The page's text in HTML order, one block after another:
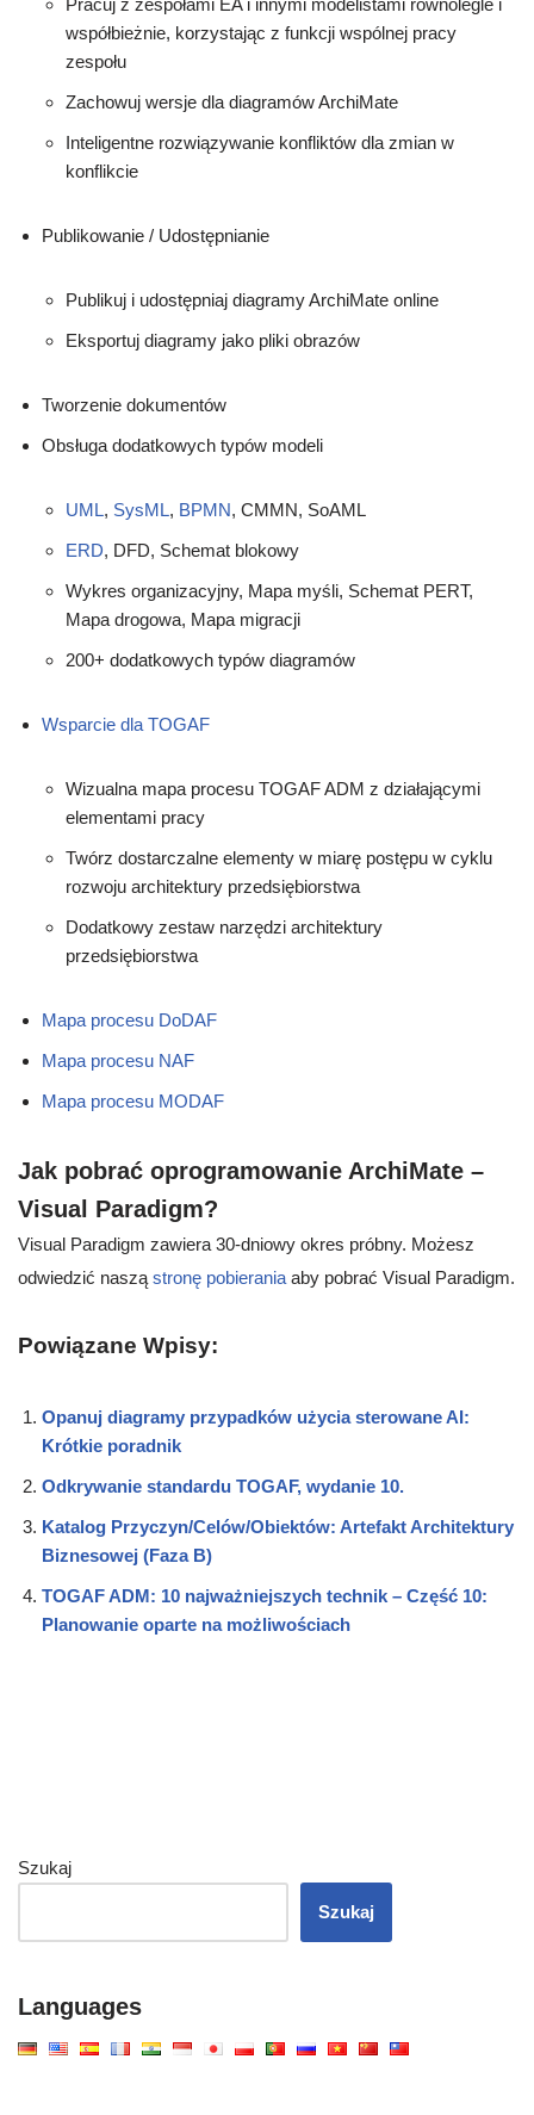
Pracuj z zespołami EA i innymi modelistami równolegle i
współbieżnie, korzystając z funkcji wspólnej pracy
zespołu
Zachowuj wersje dla diagramów ArchiMate
Inteligentne rozwiązywanie konfliktów dla zmian w
konflikcie
Publikowanie / Udostępnianie
Publikuj i udostępniaj diagramy ArchiMate online
Eksportuj diagramy jako pliki obrazów
Tworzenie dokumentów
Obsługa dodatkowych typów modeli
UML, SysML, BPMN, CMMN, SoAML
ERD, DFD, Schemat blokowy
Wykres organizacyjny, Mapa myśli, Schemat PERT,
Mapa drogowa, Mapa migracji
200+ dodatkowych typów diagramów
Wsparcie dla TOGAF
Wizualna mapa procesu TOGAF ADM z działającymi
elementami pracy
Twórz dostarczalne elementy w miarę postępu w cyklu
rozwoju architektury przedsiębiorstwa
Dodatkowy zestaw narzędzi architektury
przedsiębiorstwa
Mapa procesu DoDAF
Mapa procesu NAF
Mapa procesu MODAF
Jak pobrać oprogramowanie ArchiMate –
Visual Paradigm?
Visual Paradigm zawiera 30-dniowy okres próbny. Możesz
odwiedzić naszą stronę pobierania aby pobrać Visual Paradigm.
Powiązane Wpisy:
Opanuj diagramy przypadków użycia sterowane AI:
Krótkie poradnik
Odkrywanie standardu TOGAF, wydanie 10.
Katalog Przyczyn/Celów/Obiektów: Artefakt Architektury
Biznesowej (Faza B)
TOGAF ADM: 10 najważniejszych technik – Część 10:
Planowanie oparte na możliwościach
Szukaj
Szukaj
Languages